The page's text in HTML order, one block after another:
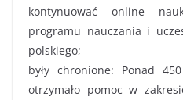
kontynuować online
programu nauczania i
polskiego;
były chronione: Ponad
otrzymało pomoc w